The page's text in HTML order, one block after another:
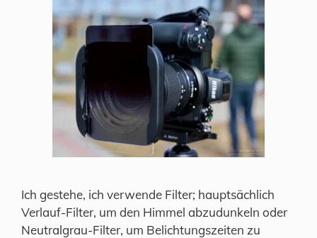
Ich gestehe, ich verwende Filter; hauptsächlich
Verlauf-Filter, um den Himmel abzudunkeln oder
Neutralgrau-Filter, um Belichtungszeiten zu